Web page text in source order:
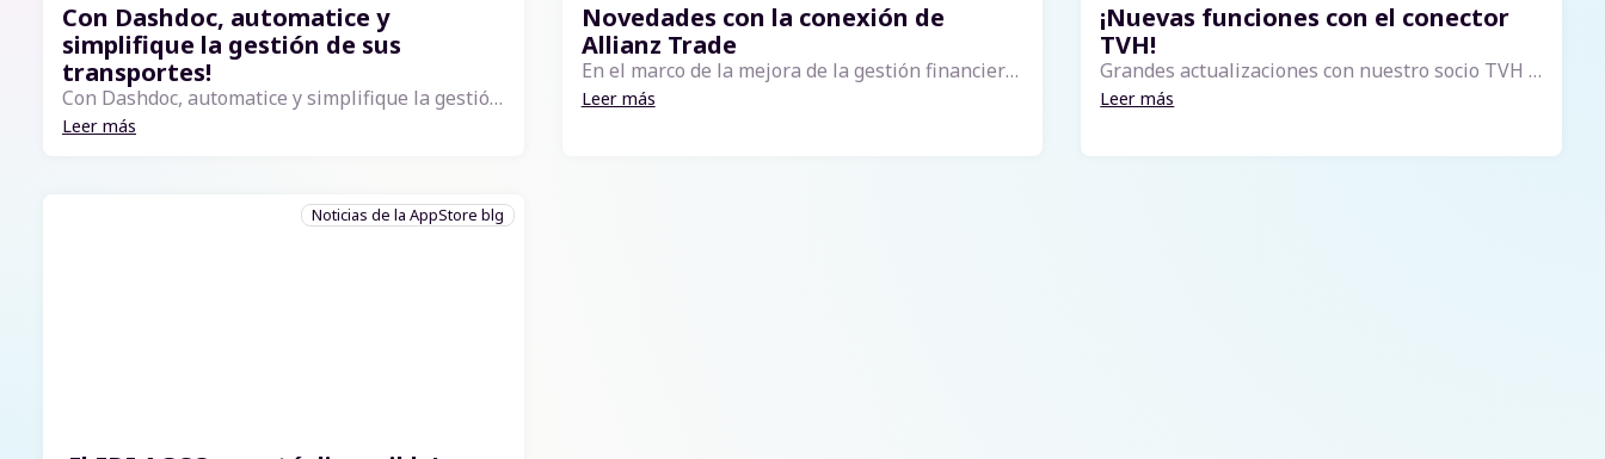
Con Dashdoc, automatice y
simplifique la gestión de sus
transportes!
Con Dashdoc, automatice y simplifique la gestión de sus transportes! Esta nueva conexión le permite: La sincronización de los pedidos de compra (gracias a las etiquetas) La transmisión directa a los transportistas La optimización de sus rutas de tra...
Leer más
Novedades con la conexión de
Allianz Trade
En el marco de la mejora de la gestión financiera, se ha desarrollado la integración de nueva información clave con Allianz Trade, que está directamente presente en el CRM blgCloud.Permite evaluar rápidamente la salud financiera y la si...
Leer más
¡Nuevas funciones con el conector
TVH!
Grandes actualizaciones con nuestro socio TVH ya están disponibles en nuestra App Store. Estas mejoras harán que la gestión de tus repuestos y el procesamiento de tus pedidos sean más rápidos y eficientes. Hemos añadido las siguientes f...
Leer más
Noticias de la AppStore blg